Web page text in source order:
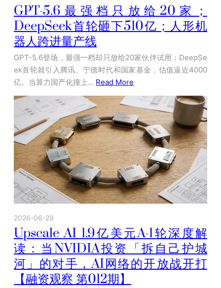
GPT-5.6最强档只放给20家；
DeepSeek首轮砸下510亿；人形机
器人跨进量产线
GPT-5.6登场，最强一档却只放给20家伙伴试用；DeepSe
ek首轮就引入腾讯、宁德时代和国家基金，估值逼近4000
亿。当算力国产化撞上… Read More
2026-06-29
Upscale AI 1.9亿美元A-1轮深度解
读：当NVIDIA投资「拆自己护城
河」的对手，AI网络的开放战开打
【融资观察 第012期】